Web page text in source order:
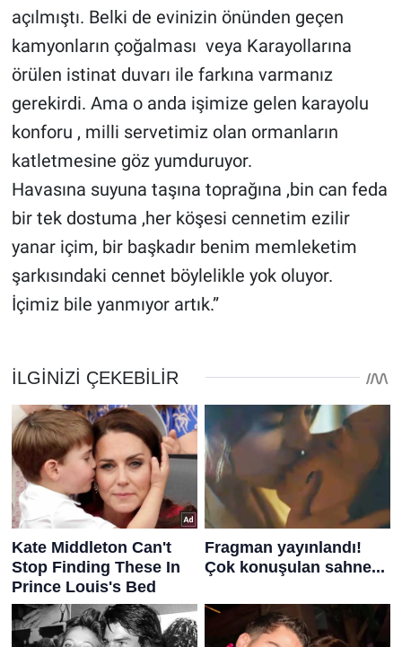
açılmıştı. Belki de evinizin önünden geçen
kamyonların çoğalması veya Karayollarına
örülen istinat duvarı ile farkına varmanız
gerekirdi. Ama o anda işimize gelen karayolu
konforu , milli servetimiz olan ormanların
katletmesine göz yumduruyor.
Havasına suyuna taşına toprağına ,bin can feda
bir tek dostuma ,her köşesi cennetim ezilir
yanar içim, bir başkadır benim memleketim
şarkısındaki cennet böylelikle yok oluyor.
İçimiz bile yanmıyor artık.”